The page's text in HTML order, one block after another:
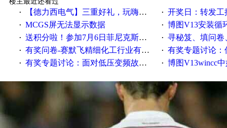
·
【德力西电气】三重好礼，玩嗨夏日！ · 开奖日：转发工控速派
· MCGS屏无法显示数据 · 博图V13安装循环重启
· 送积分啦！参加7月6日菲尼克斯在线研讨会即得 · 寻秘笈、填问卷
· 有奖问卷-赛默飞精细化工行业有奖调查来袭！ · 有奖专题讨论：伺服选择
· 有奖专题讨论：面对低压变频故障，老手是这样解决的！ · 博图V13wincc中如何